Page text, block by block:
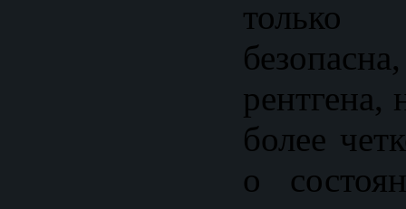
рентгена,
более
о